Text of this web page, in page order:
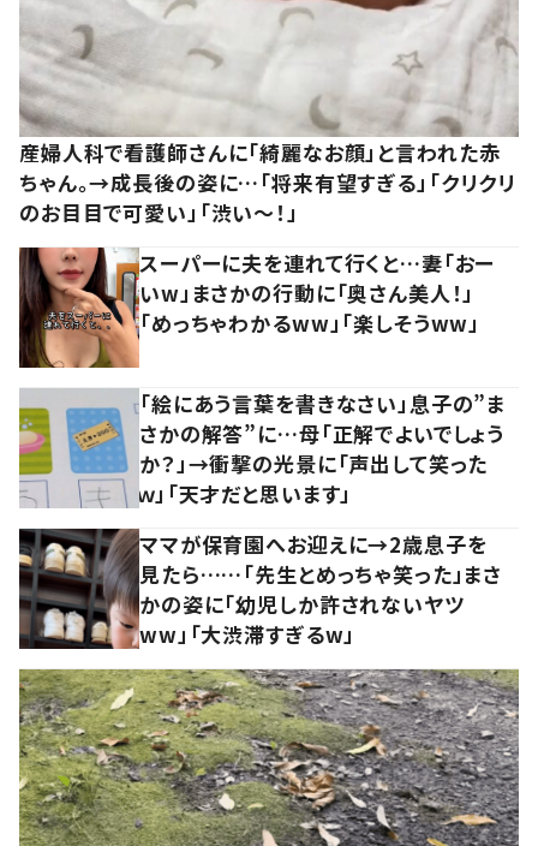
産婦人科で看護師さんに「綺麗なお顔」と言われた赤
ちゃん。→成長後の姿に…「将来有望すぎる」「クリクリ
のお目目で可愛い」「渋い～！」
スーパーに夫を連れて行くと…妻「おー
いw」まさかの行動に「奥さん美人！」
「めっちゃわかるww」「楽しそうww」
「絵にあう言葉を書きなさい」息子の”ま
さかの解答”に…母「正解でよいでしょう
か？」→衝撃の光景に「声出して笑った
ｗ」「天才だと思います」
ママが保育園へお迎えに→2歳息子を
見たら……「先生とめっちゃ笑った」まさ
かの姿に「幼児しか許されないヤツ
ww」「大渋滞すぎるw」